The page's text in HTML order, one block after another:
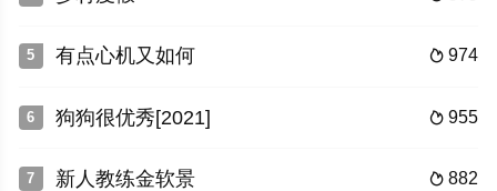
5  974
有点心机又如何
6  955
狗狗很优秀[2021]
7  882
新人教练金软景